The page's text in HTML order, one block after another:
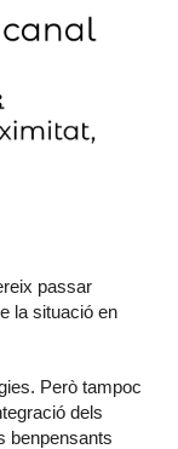
passar
la situació en
Però tampoc
dels
benpensants